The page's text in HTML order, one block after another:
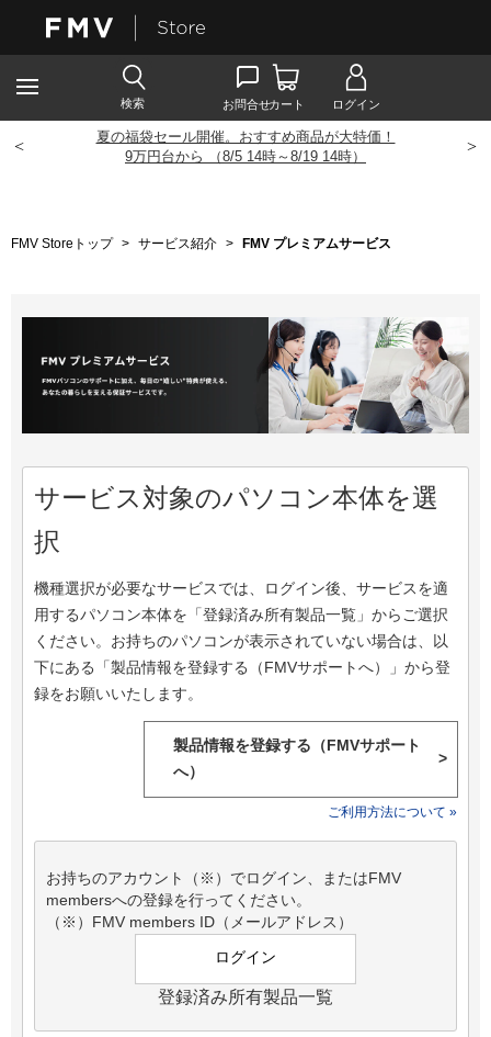
夏の福袋セール開催。おすすめ商品が大特価！
9万円台から （8/5 14時～8/19 14時）
< >
FMV Storeトップ > サービス紹介 > FMV プレミアムサービス
サービス対象のパソコン本体を選
択
機種選択が必要なサービスでは、ログイン後、サービスを適
用するパソコン本体を「登録済み所有製品一覧」からご選択
ください。お持ちのパソコンが表示されていない場合は、以
下にある「製品情報を登録する（FMVサポートへ）」から登
録をお願いいたします。
製品情報を登録する（FMVサポート
へ）
>
ご利用方法について »
登録済み所有製品一覧
ログイン
お持ちのアカウント（※）でログイン、またはFMV
membersへの登録を行ってください。
（※）FMV members ID（メールアドレス）